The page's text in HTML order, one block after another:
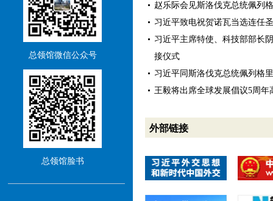
总领馆微信公众号
总领馆脸书
赵乐际会见斯洛伐克总统佩列
习近平致电祝贺诺瓦当选连任
习近平主席特使、科技部部长
接仪式
习近平同斯洛伐克总统佩列格
王毅将出席全球发展倡议5周年
外部链接